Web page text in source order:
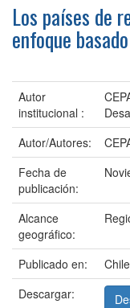
Los países de
enfoque
Autor
institucional :
Autor/Autores:
Fecha de
publicación:
Alcance
geográfico:
Publicado en:
Chile
Descargar: